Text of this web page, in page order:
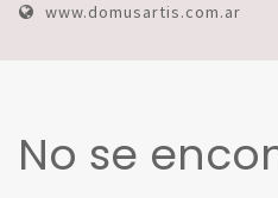
www.domusartis.com.ar
No se